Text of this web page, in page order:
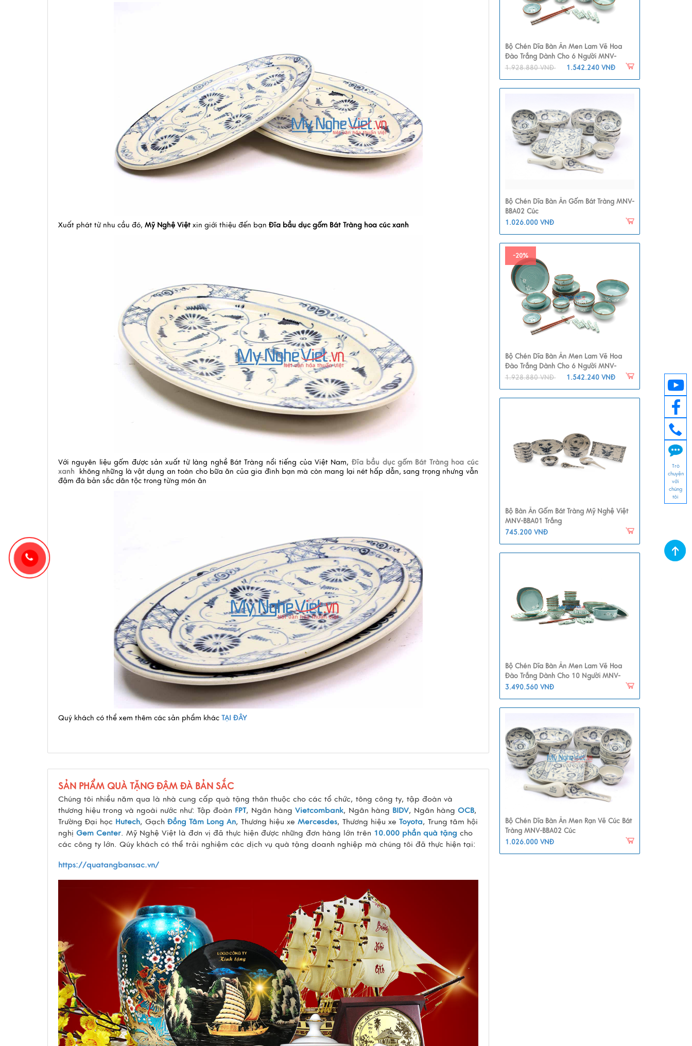
Xuất phát từ nhu cầu đó, Mỹ Nghệ Việt xin giới thiệu đến bạn Đĩa bầu dục gốm Bát Tràng hoa cúc xanh
Với nguyên liệu gốm được sản xuất từ làng nghề Bát Tràng nổi tiếng của Việt Nam, Đĩa bầu dục gốm Bát Tràng hoa cúc
xanh
không những là vật dụng an toàn cho bữa ăn của gia đình bạn mà còn mang lại nét hấp dẫn, sang trọng nhưng vẫn
đậm đà bản sắc dân tộc trong từng món ăn
Quý khách có thể xem thêm các sản phẩm khác TẠI ĐÂY
SẢN PHẨM QUÀ TẶNG ĐẬM ĐÀ BẢN SẮC
Chúng tôi nhiều năm qua là nhà cung cấp quà tặng thân thuộc cho các tổ chức, tông công ty, tập đoàn và
thương hiệu trong và ngoài nước như: Tập đoàn FPT, Ngân hàng Vietcombank, Ngân hàng BIDV, Ngân hàng OCB,
Trường Đại học Hutech, Gạch Đồng Tâm Long An, Thương hiệu xe Mercesdes, Thương hiệu xe Toyota, Trung tâm hội
nghị Gem Center. Mỹ Nghệ Việt là đơn vị đã thực hiện được những đơn hàng lớn trên 10.000 phần quà tặng cho
các công ty lớn. Qúy khách có thể trải nghiệm các dịch vụ quà tặng doanh nghiệp mà chúng tôi đã thực hiện tại:
https://quatangbansac.vn/
Bộ Chén Dĩa Bàn Ăn Men Lam Vẽ Hoa
Đào Trắng Dành Cho 6 Người MNV-
BBA01-6
1.928.880 VNĐ 1.542.240 VNĐ
Bộ Chén Dĩa Bàn Ăn Gốm Bát Tràng MNV-
BBA02 Cúc
1.026.000 VNĐ
Bộ Chén Dĩa Bàn Ăn Men Lam Vẽ Hoa
Đào Trắng Dành Cho 6 Người MNV-
BBA01-6
1.928.880 VNĐ 1.542.240 VNĐ
-20%
Bộ Bàn Ăn Gốm Bát Tràng Mỹ Nghệ Việt
MNV-BBA01 Trắng
745.200 VNĐ
Bộ Chén Dĩa Bàn Ăn Men Lam Vẽ Hoa
Đào Trắng Dành Cho 10 Người MNV-
BBA02-6
3.490.560 VNĐ
Bộ Chén Dĩa Bàn Ăn Men Rạn Vẽ Cúc Bát
Tràng MNV-BBA02 Cúc
1.026.000 VNĐ
Trò
chuyện
với
chúng
tôi